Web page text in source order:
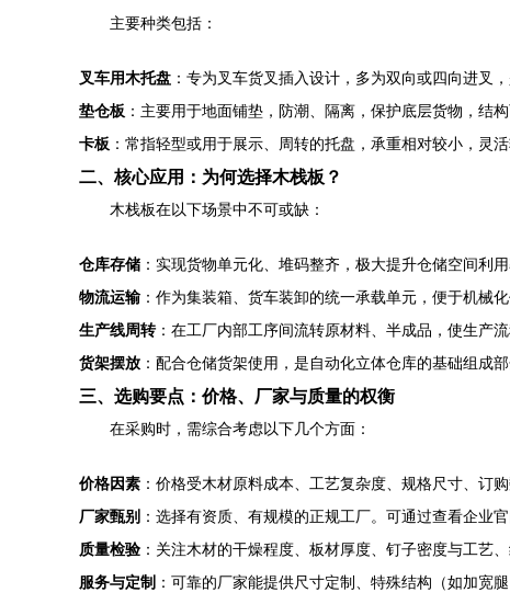
主要种类包括：
叉车用木托盘 ：专为叉车货叉插入设计，多为双向或四向进叉
垫仓板 ：主要用于地面铺垫，防潮、隔离，保护底层货物，结构
卡板 ：常指轻型或用于展示、周转的托盘，承重相对较小，灵活
二、核心应用：为何选择木栈板？
木栈板在以下场景中不可或缺：
仓库存储 ：实现货物单元化、堆码整齐，极大提升仓储空间利用
物流运输 ：作为集装箱、货车装卸的统一承载单元，便于机械
生产线周转：在工厂内部工序间流转原材料、半成品，使生产流
货架摆放 ：配合仓储货架使用，是自动化立体仓库的基础组成部
三、选购要点：价格、厂家与质量的权衡
在采购时，需综合考虑以下几个方面：
价格因素 ：价格受木材原料成本、工艺复杂度、规格尺寸、订
厂家甄别 ：选择有资质、有规模的正规工厂。可通过查看企业
质量检验 ：关注木材的干燥程度、板材厚度、钉子密度与工艺
服务与定制 ：可靠的厂家能提供尺寸定制、特殊结构（如加宽